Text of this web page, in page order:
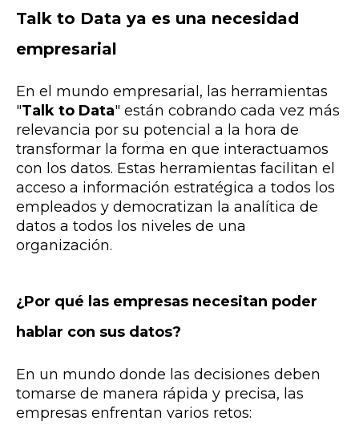
Talk to Data ya es una necesidad
empresarial
En el mundo empresarial, las herramientas
"Talk to Data" están cobrando cada vez más
relevancia por su potencial a la hora de
transformar la forma en que interactuamos
con los datos. Estas herramientas facilitan el
acceso a información estratégica a todos los
empleados y democratizan la analítica de
datos a todos los niveles de una
organización.
¿Por qué las empresas necesitan poder
hablar con sus datos?
En un mundo donde las decisiones deben
tomarse de manera rápida y precisa, las
empresas enfrentan varios retos: